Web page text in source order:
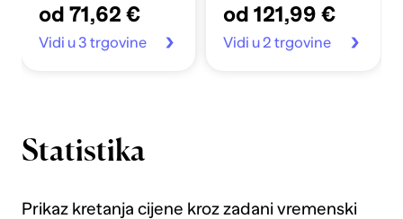
od 71,62 €
Vidi u 3 trgovine
od 121,99 €
Vidi u 2 trgovine
Statistika
Prikaz kretanja cijene kroz zadani vremenski